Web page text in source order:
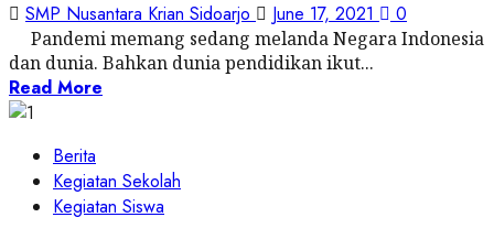
SMP Nusantara Krian Sidoarjo June 17, 2021 0
Pandemi memang sedang melanda Negara Indonesia
dan dunia. Bahkan dunia pendidikan ikut...
Read More
Berita
Kegiatan Sekolah
Kegiatan Siswa